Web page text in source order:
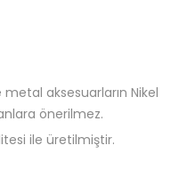
aksesuarların Nikel
önerilmez.
ile üretilmiştir.